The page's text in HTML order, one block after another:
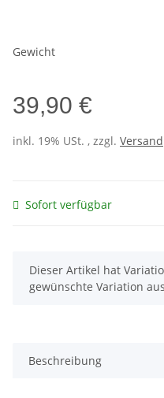
Gewicht
39,90 €
inkl. 19% USt. , zzgl. Versand
Sofort verfügbar
x
Dieser Artikel hat
gewünschte Variation
Beschreibung